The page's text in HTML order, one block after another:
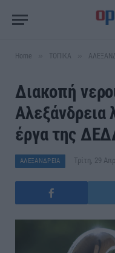
Home ΤΟΠΙΚΑ
Διακοπή
Αλεξάνδρεια
έργα της
ΑΛΕΞΑΝΔΡΕΙΑ Τρίτη, 29